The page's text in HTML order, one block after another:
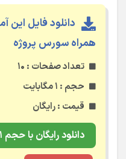
همراه سورس پروژه
تعداد صفحات : ۱۰
حجم : ۱ مگابایت
قیمت : رایگان
دانلود رایگان با حجم ۱ مگابایت